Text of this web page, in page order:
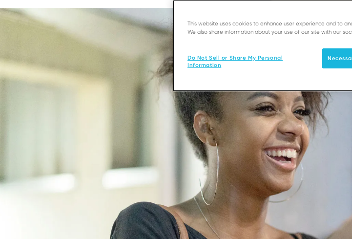
This website uses cookies to enhance user experience and to
We also share information about your use of our site with our
Do Not Sell or Share My Personal
Information